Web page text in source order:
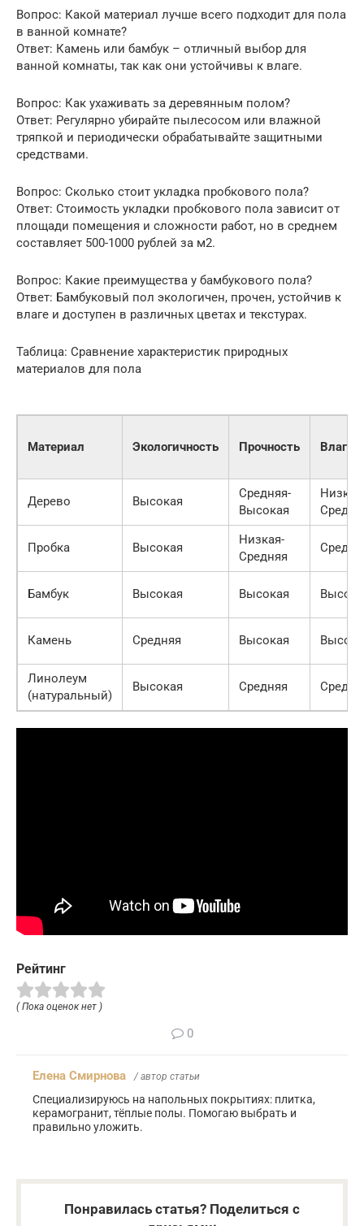
Вопрос: Какой материал лучше всего подходит для пола
в ванной комнате?
Ответ: Камень или бамбук – отличный выбор для
ванной комнаты, так как они устойчивы к влаге.
Вопрос: Как ухаживать за деревянным полом?
Ответ: Регулярно убирайте пылесосом или влажной
тряпкой и периодически обрабатывайте защитными
средствами.
Вопрос: Сколько стоит укладка пробкового пола?
Ответ: Стоимость укладки пробкового пола зависит от
площади помещения и сложности работ, но в среднем
составляет 500-1000 рублей за м2.
Вопрос: Какие преимущества у бамбукового пола?
Ответ: Бамбуковый пол экологичен, прочен, устойчив к
влаге и доступен в различных цветах и текстурах.
Таблица: Сравнение характеристик природных
материалов для пола
Материал Экологичность Прочность
Дерево Высокая
Средняя-
Высокая
Пробка Высокая
Низкая-
Средняя
Бамбук Высокая Высокая
Камень Средняя Высокая
Линолеум
(натуральный)
Высокая Средняя
Рейтинг
( Пока оценок нет )
0
Елена Смирнова / автор статьи
Специализируюсь на напольных покрытиях: плитка,
керамогранит, тёплые полы. Помогаю выбрать и
правильно уложить.
Понравилась статья? Поделиться с